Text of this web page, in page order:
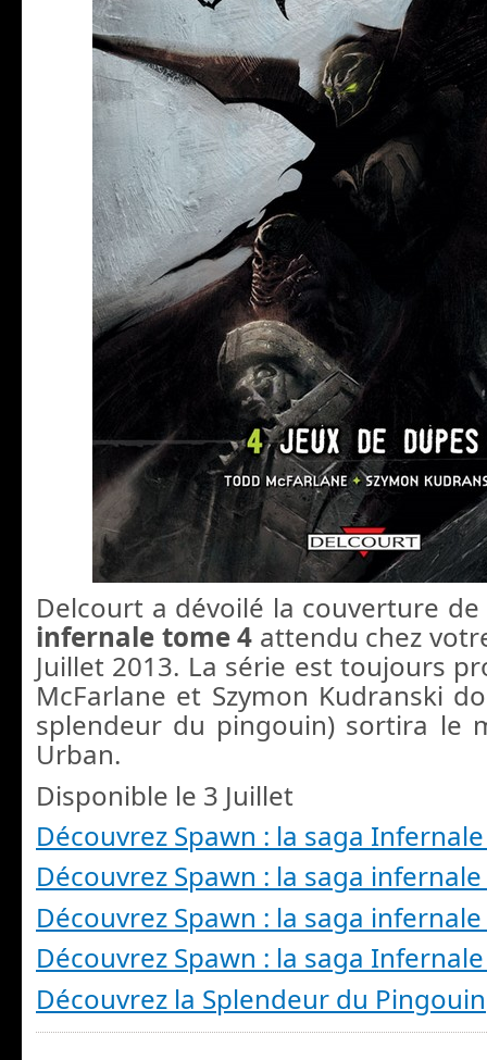
Delcourt a dévoilé la couverture de
infernale tome 4 attendu chez
Juillet 2013. La série est toujours
McFarlane et Szymon Kudranski
splendeur du pingouin) sortira le
Urban.
Disponible le 3 Juillet
Découvrez Spawn : la saga
Découvrez Spawn : la saga
Découvrez Spawn : la saga
Découvrez Spawn : la saga
Découvrez la Splendeur du Pingouin